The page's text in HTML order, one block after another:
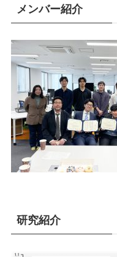
メンバー紹介
研究紹介